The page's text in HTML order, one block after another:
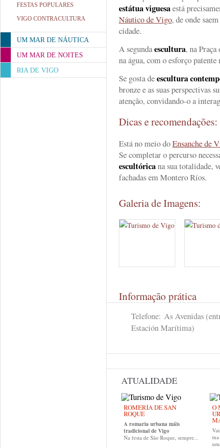
FESTAS POPULARES
VIGO CONTRACULTURA
UM MAR DE NÁUTICA
UM MAR DE NOITES
RIA DE VIGO
estátuaviguesaestá
Náutico de Vigo, de onde
cidade.
A segundaescultura, na
na água, com o esforço
Se gosta deescultura
bronze e as suas perspectivas
atenção, convidando-o a
Dicas e
Está no meio doEnsanche de
Se completar o percurso
escultóricana sua totalidade,
fachadas em Montero Ríos.
Galeria de Imagens:
Informação prática
Telefone: As Avenidas
Estación Marítima)
ATUALIDADE
ROMERÍA DE SAN
ROQUE
A romaria urbana máis
tradicional de Vigo
Na festa de São Roque, sempre...
O